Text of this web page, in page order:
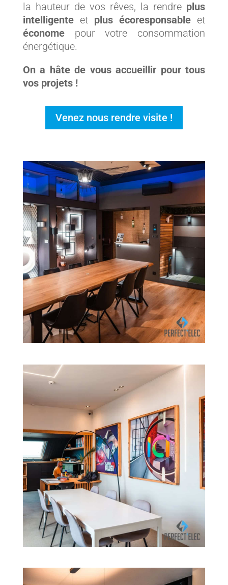
la hauteur de vos rêves, la rendre plus
intelligenteet plus écoresponsable et
économepour votre consommation
énergétique.
On a hâte de vous accueillir pour tous
vos projets !
Venez nous rendre visite !